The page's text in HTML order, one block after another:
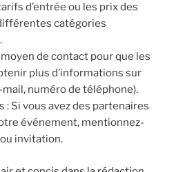
d’entrée ou les prix des
catégories
de contact pour que les
plus d’informations sur
numéro de téléphone).
: Si vous avez des partenaires
événement, mentionnez-
invitation.